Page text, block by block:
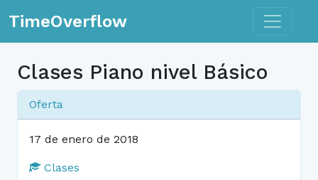
TimeOverflow Toggle
Clases Piano nivel Básico
Oferta
17 de enero de 2018
Clases